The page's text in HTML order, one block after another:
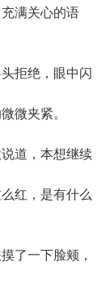
满关心的语
拒绝，眼中闪
微夹紧。
道，本想继续
红，是有什么
一下脸颊，